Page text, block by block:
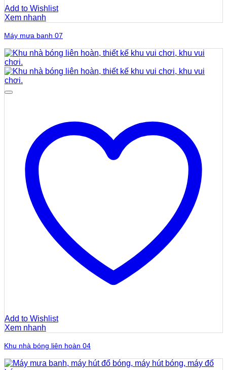
Add to Wishlist
Xem nhanh
Máy mưa banh 07
Add to Wishlist
Xem nhanh
Khu nhà bóng liên hoàn 04